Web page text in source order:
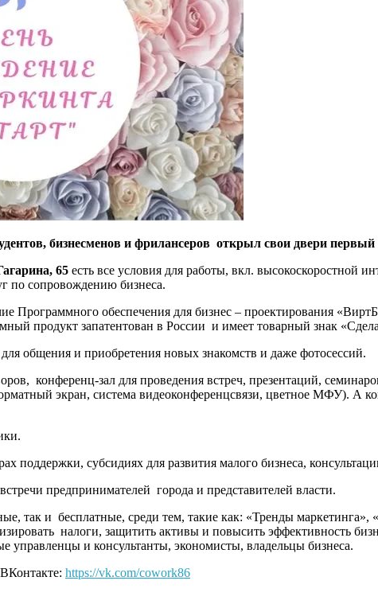
бизнесменов и фрилансеров открыл свои двери
65 есть все условия для работы, вкл. высокоскоростной
по сопровождению бизнеса.
обеспечения для бизнес – проектирования
продукт запатентован в России и имеет товарный знак
общения и приобретения новых знакомств и даже фотосессий.
конференц-зал для проведения встреч, презентаций,
экран, система видеоконференцсвязи, цветное МФУ). А
субсидиях для развития малого бизнеса,
предпринимателей города и представителей власти.
так и бесплатные, среди тем, такие как: «Тренды
налоги, защитить активы и повысить эффективность
управленцы и консультанты, экономисты, владельцы бизнеса.
https://vk.com/cowork86